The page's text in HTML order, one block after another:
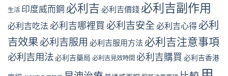
生活 印度威而鋼 必利吉 必利吉價錢 必利吉副作用
必利吉吃法 必利吉哪裡買 必利吉安全必利吉心得必利
吉效果必利吉服用 必利吉服用方法必利吉注意事項
必利吉用法必利吉藥局 必利吉見效時間 必利吉購買 必利吉香港